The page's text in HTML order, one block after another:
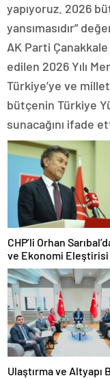
yapıyoruz. 2026
yansımasıdır”
AK Parti
edilen 2026 Yılı
Türkiye’ye ve
bütçenin Türkiye
sunacağını ifade
CHP’li Orhan
ve Ekonomi
Kaderiyle Baş Başa
Ulaştırma ve Altyapı